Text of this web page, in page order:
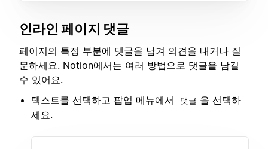
인라인 페이지 댓글
페이지의 특정 부분에 댓글을 남겨 의견을 내거나 질
문하세요. Notion에서는 여러 방법으로 댓글을 남길
수 있어요.
텍스트를 선택하고 팝업 메뉴에서
댓글 을 선택하
세요.